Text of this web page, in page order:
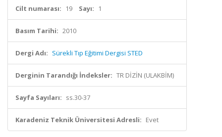
Cilt numarası: 19 Sayı: 1
Basım Tarihi: 2010
Dergi Adı: Sürekli Tıp Eğitimi Dergisi STED
Derginin Tarandığı İndeksler: TR DİZİN (ULAKBİM)
Sayfa Sayıları: ss.30-37
Karadeniz Teknik Üniversitesi Adresli: Evet